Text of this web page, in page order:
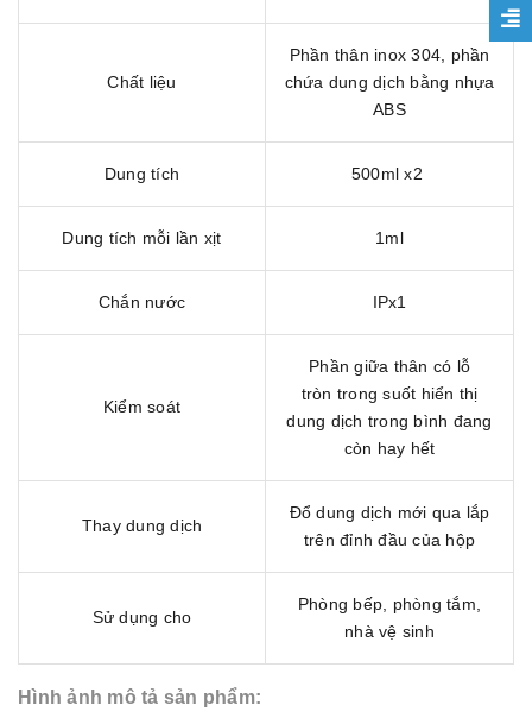
Chất liệu
Phần thân inox 304, phần
chứa dung dịch bằng nhựa
ABS
Dung tích 500ml x2
Dung tích mỗi lần xịt 1ml
Chắn nước IPx1
Kiểm soát
Phần giữa thân có lỗ
tròn trong suốt hiển thị
dung dịch trong bình đang
còn hay hết
Thay dung dịch
Đổ dung dịch mới qua lắp
trên đỉnh đầu của hộp
Sử dụng cho
Phòng bếp, phòng tắm,
nhà vệ sinh
Hình ảnh mô tả sản phẩm: